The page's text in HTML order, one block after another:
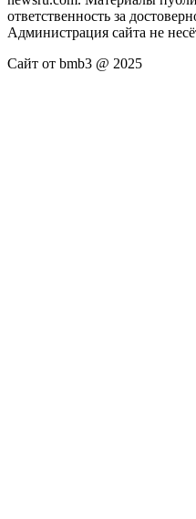
ответственность за
Администрация сайта не
Сайт от bmb3 @ 2025